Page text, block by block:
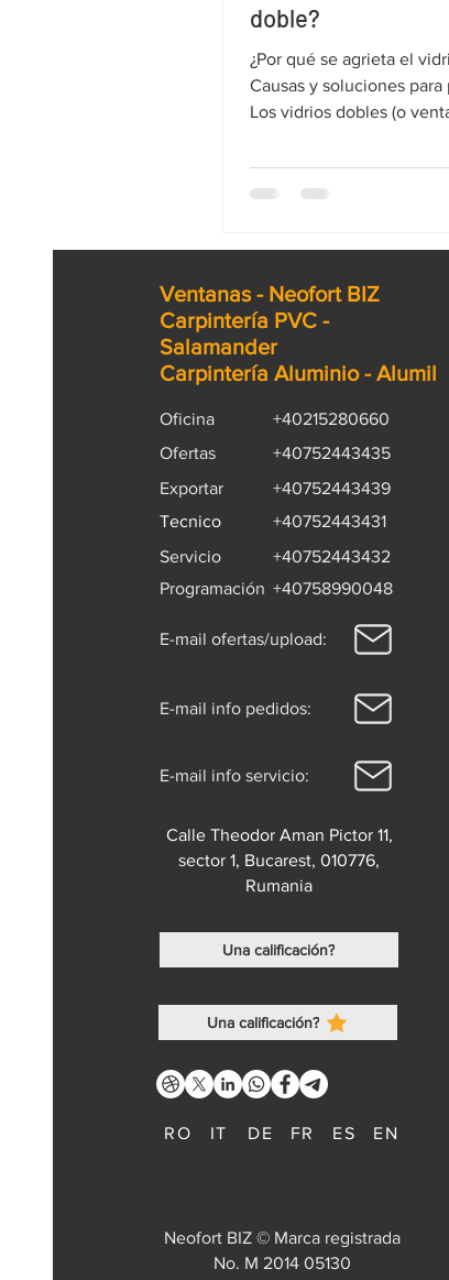
doble?
¿Por qué se agrieta el
Causas y soluciones para
Los vidrios dobles (o
durabilidad y eficiencia
en algunos casos
preventivas es esencial
una larga vida útil y un
eficiente de tus ventanas.
Ventanas - Neofort BIZ
Carpintería PVC -
Salamander
Carpintería Aluminio - Alumil
Oficina
+40215280660
Ofertas
+40752443435
Exportar
+40752443439
Tecnico
+40752443431
Servicio
+40752443432
Programación +40758990048
E-mail ofertas/upload:
E-mail info pedidos:
E-mail info servicio:
Calle Theodor Aman Pictor 11,
sector 1, Bucarest, 010776,
Rumania
Una calificación?
Una calificación?
RO IT DE FR ES EN
Neofort BIZ © Marca registrada
No. M 2014 05130